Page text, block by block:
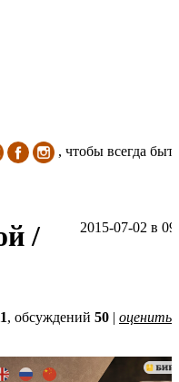
, чтобы всегда
2015-07-02 в
/
, обсуждений 50 | оценить